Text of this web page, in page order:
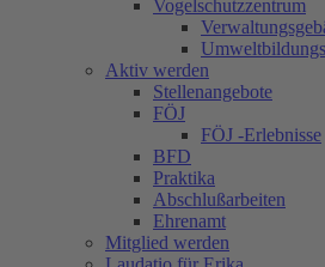
Vogelschutzzentrum
Aktiv werden
Stellenangebote
FÖJ
FÖJ -Erlebnisse
BFD
Praktika
Abschlußarbeiten
Ehrenamt
Mitglied werden